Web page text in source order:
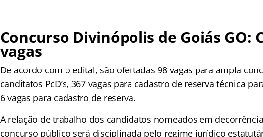
Concurso Divinópolis de Goiás GO:
vagas
De acordo com o edital, são ofertadas 98 vagas para ampla
canditatos PcD’s, 367 vagas para cadastro de reserva técnica
6 vagas para cadastro de reserva.
A relação de trabalho dos candidatos nomeados em
concurso público será disciplinada pelo regime jurídico